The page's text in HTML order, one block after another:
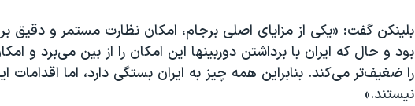
بلینکن گفت: «یکی از مزایای اصلی برجام، امکان نظارت مستمر و دقیق
بود و حال که ایران با برداشتن دوربینها این امکان را از بین می‌برد و
را ضغیف‌تر می‌کند. بنابراین همه چیز به ایران بستگی دارد، اما اقدامات
نیستند.»